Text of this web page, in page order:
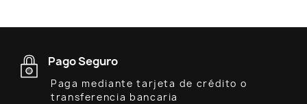
Pago Seguro
Paga mediante tarjeta de crédito o
transferencia bancaria